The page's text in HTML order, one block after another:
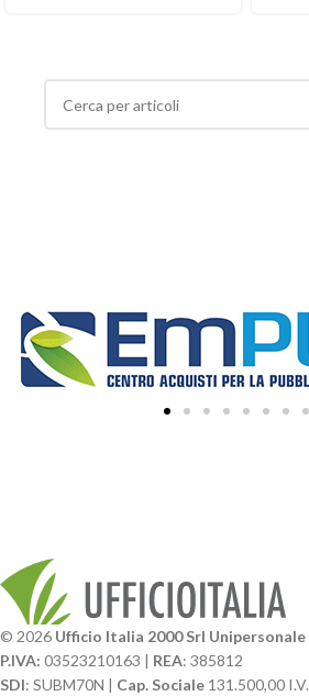
© 2026 Ufficio Italia 2000 Srl Unipersonale
P.IVA: 03523210163 | REA: 385812
SDI: SUBM70N | Cap. Sociale 131.500,00 I.V.